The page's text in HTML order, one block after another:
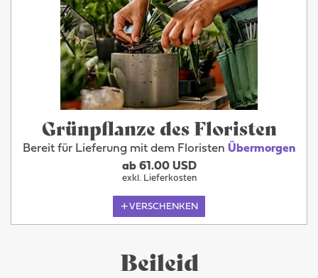
Grünpflanze des Floristen
Bereit für Lieferung mit dem Floristen Übermorgen
ab 61.00 USD
exkl. Lieferkosten
VERSCHENKEN
Beileid